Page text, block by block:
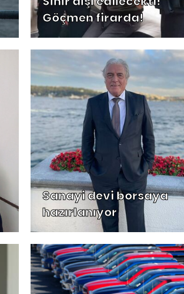
Göçmen firarda!
Sanayi devi borsaya
hazırlanıyor